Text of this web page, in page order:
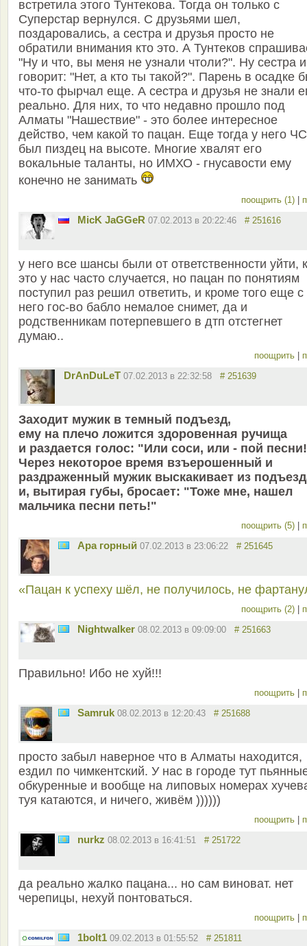
встретила этого Тунтекова. Тогда он только с
Суперстар вернулся. С друзьями шел,
поздаровались, а сестра и друзья просто не
обратили внимания кто это. А Тунтеков
"Ну и что, вы меня не узнали чтоли?". Ну сестра и
говорит: "Нет, а кто ты такой?". Парень в осадке
что-то фырчал еще. А сестра и друзья не знали
реально. Для них, то что недавно прошло под
Алматы "Нашествие" - это более интересное
действо, чем какой то пацан. Еще тогда у него
был пиздец на высоте. Многие хвалят его
вокальные таланты, но ИМХО - гнусавости ему
конечно не занимать
поощрить (1)
MicK JaGGeR 07.02.2013 в 20:22:46 # 251616
у него все шансы были от ответственности уйти,
это у нас часто случается, но пацан по понятиям
поступил раз решил ответить, и кроме того еще с
него гос-во бабло немалое снимет, да и
родственникам потерпевшего в дтп отстегнет
думаю..
поощрить
DrAnDuLeT 07.02.2013 в 22:32:58 # 251639
Заходит мужик в темный подъезд,
ему на плечо ложится здоровенная ручища
и раздается голос: "Или соси, или - пой
Через некоторое время взъерошенный и
раздраженный мужик выскакивает из
и, вытирая губы, бросает: "Тоже мне, нашел
мальчика песни петь!"
поощрить (5)
Ара горный 07.02.2013 в 23:06:22 # 251645
«Пацан к успеху шёл, не получилось, не
поощрить (2)
Nightwalker 08.02.2013 в 09:09:00 # 251663
Правильно! Ибо не хуй!!!
поощрить
Samruk 08.02.2013 в 12:20:43 # 251688
просто забыл наверное что в Алматы находится,
ездил по чимкентский. У нас в городе тут
обкуренные и вообще на липовых номерах
туя катаются, и ничего, живём ))))))
поощрить
nurkz 08.02.2013 в 16:41:51 # 251722
да реально жалко пацана... но сам виноват. нет
черепицы, нехуй понтоваться.
поощрить
1bolt1 09.02.2013 в 01:55:52 # 251811